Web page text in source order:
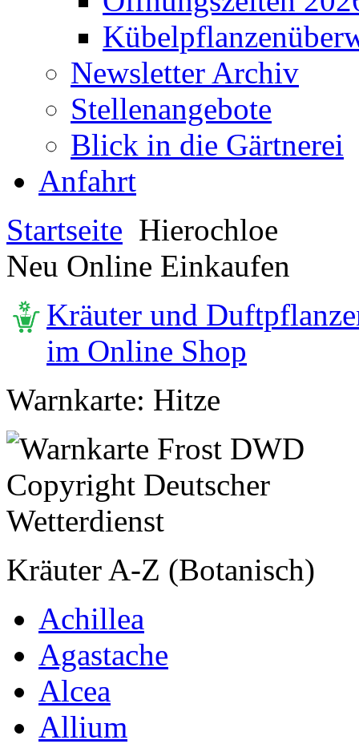
Newsletter Archiv
Stellenangebote
Blick in die Gärtnerei
Anfahrt
Startseite Hierochloe
Neu Online Einkaufen
Kräuter und
im Online Shop
Warnkarte: Hitze
Kräuter A-Z (Botanisch)
Achillea
Agastache
Alcea
Allium